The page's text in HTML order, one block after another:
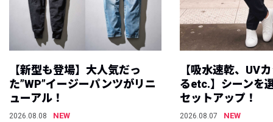
【新型も登場】大人気だっ
た”WP”イージーパンツがリニ
ューアル！
2026.08.08
NEW
【吸水速乾、UV
るetc.】シーンを
セットアップ！
2026.08.07
NEW